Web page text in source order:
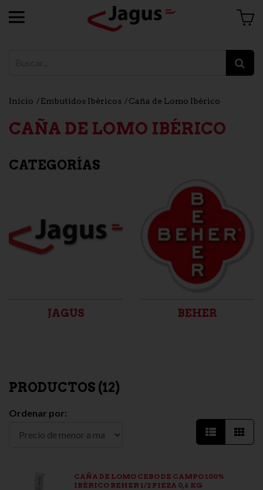
Inicio Embutidos Ibéricos Caña de Lomo Ibérico
CAÑA DE LOMO IBÉRICO
CATEGORÍAS
JAGUS BEHER
PRODUCTOS (12)
Ordenar por:
CAÑA DE LOMO CEBO DE CAMPO 100%
IBÉRICO BEHER 1/2 PIEZA 0,6 KG